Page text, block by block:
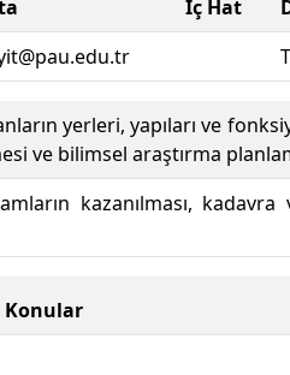
İç Hat
yerleri, yapıları ve
ve bilimsel araştırma
kazanılması,
Konular